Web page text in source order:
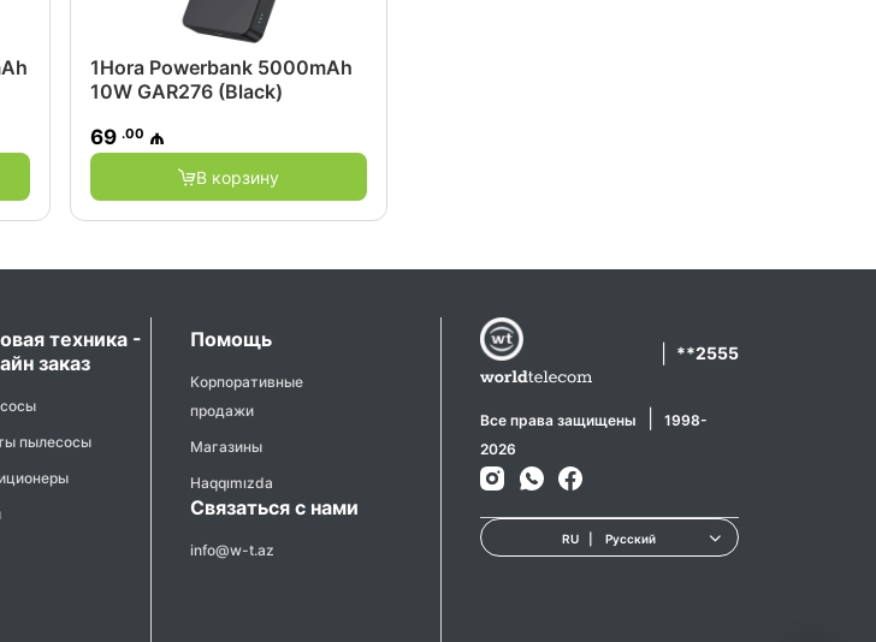
1Hora Powerbank 5000mAh
10W GAR276 (Black)
69 .00 ₼
В корзину
техника -
заказ
пылесосы
Помощь
Корпоративные
продажи
Магазины
Haqqımızda
Связаться с нами
info@w-t.az
**2555
Все права защищены
1998-
2026
RU Русский